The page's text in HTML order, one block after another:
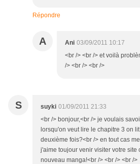
Répondre
A Ani 03/09/2011 10:17
<br /> <br /> et voilà
/> <br /> <br />
S suyki 01/09/2011 21:33
<br /> bonjour,<br /> je voulais
lorsqu'on veut lire le chapitre 3 on
deuxième fois?<br /> en tout cas
j'aime toujour venir visiter votre site
nouveau manga!<br /> <br /> <br />